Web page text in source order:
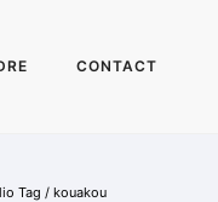
CONTACT
Tag / kouakou